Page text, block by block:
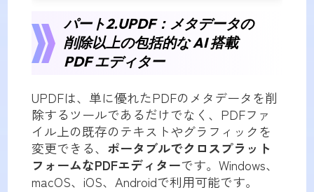
パート2.UPDF：メタデータの
削除以上の包括的な AI 搭載
PDF エディター
UPDFは、単に優れたPDFのメタデータを削
除するツールであるだけでなく、PDFファ
イル上の既存のテキストやグラフィックを
変更できる、 ポータブルでクロスプラット
フォームなPDFエディターです。Windows、
macOS、iOS、Androidで利用可能です。